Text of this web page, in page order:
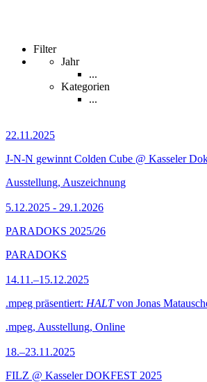
Filter
Jahr
...
Kategorien
...
22.11.2025
J-N-N gewinnt Colden Cube @ Kasseler
Ausstellung, Auszeichnung
5.12.2025 - 29.1.2026
PARADOKS 2025/26
PARADOKS
14.11.–15.12.2025
.mpeg präsentiert: HALTvon Jonas
.mpeg, Ausstellung, Online
18.–23.11.2025
FILZ @ Kasseler DOKFEST 2025